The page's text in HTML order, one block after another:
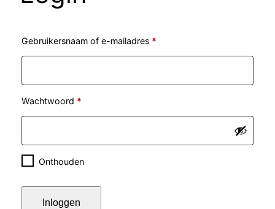
Gebruikersnaam of e-mailadres *
Wachtwoord *
Onthouden
Inloggen